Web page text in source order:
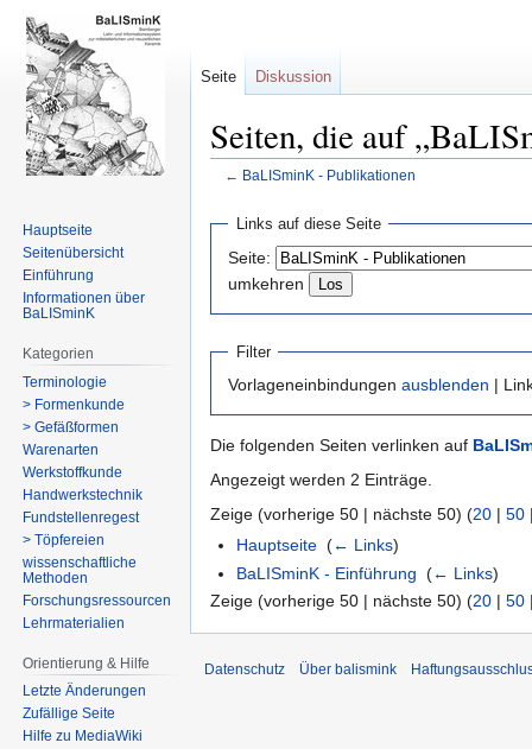
Seiten, die auf
← BaLISminK - Publikationen
Navigation
springen
springen
Links auf diese Seite
Seite:
umkehren
Filter
Vorlageneinbindungen ausblenden |
Die folgenden Seiten verlinken auf
Angezeigt werden 2 Einträge.
Zeige (vorherige 50 | nächste 50) (20 | 50
Hauptseite ‎(← Links)
BaLISminK - Einführung ‎(← Links)
Zeige (vorherige 50 | nächste 50) (20 | 50
Seite Diskussion
Hauptseite
Seitenübersicht
Einführung
Informationen über
BaLISminK
Kategorien
Terminologie
> Formenkunde
> Gefäßformen
Warenarten
Werkstoffkunde
Handwerkstechnik
Fundstellenregest
> Töpfereien
wissenschaftliche
Methoden
Forschungsressourcen
Lehrmaterialien
Orientierung & Hilfe
Letzte Änderungen
Zufällige Seite
Hilfe zu MediaWiki
Datenschutz Über balismink